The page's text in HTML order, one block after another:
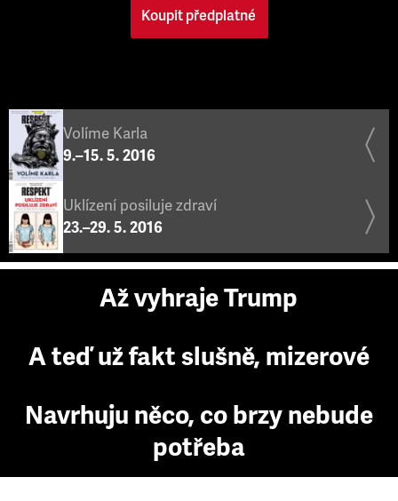
Koupit předplatné
Volíme Karla
9.–15. 5. 2016
Uklízení posiluje zdraví
23.–29. 5. 2016
Až vyhraje Trump
A teď už fakt slušně, mizerové
Navrhuju něco, co brzy nebude
potřeba